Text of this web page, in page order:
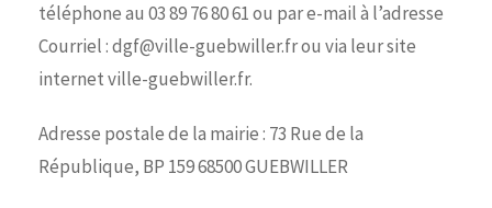
téléphone au 03 89 76 80 61 ou par e-mail à l’adresse
Courriel : dgf@ville-guebwiller.fr ou via leur site
internet ville-guebwiller.fr.
Adresse postale de la mairie : 73 Rue de la
République, BP 159 68500 GUEBWILLER